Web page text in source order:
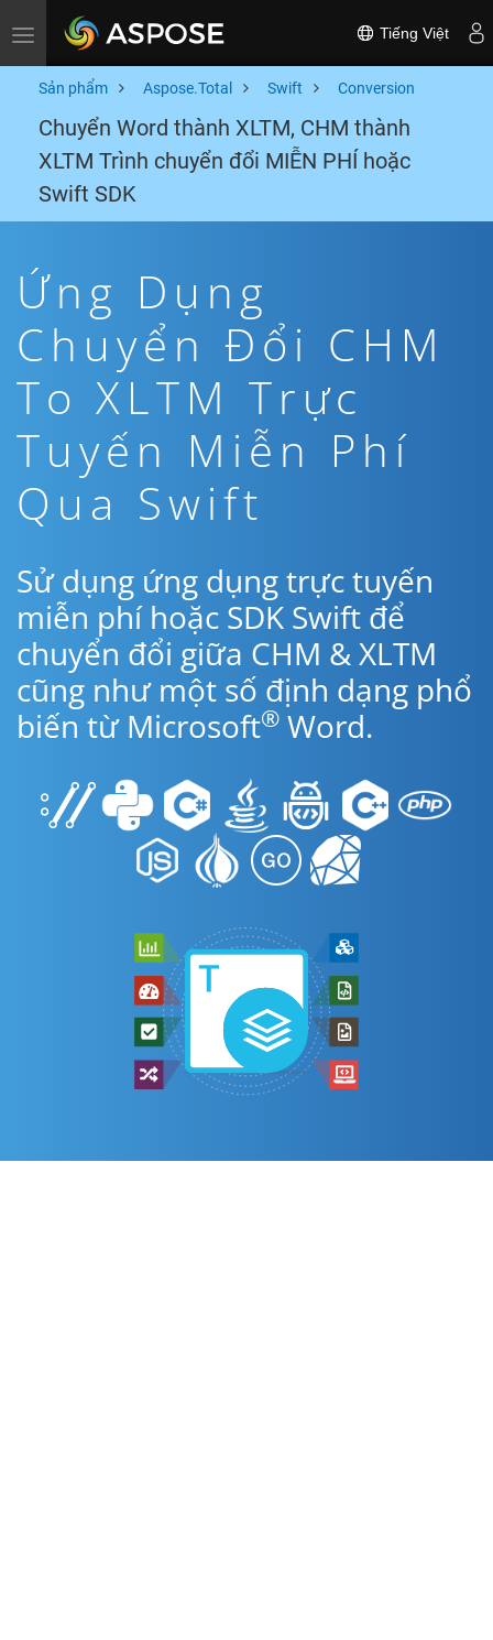
Toggle navigation Tiếng Việt
Sản phẩm Aspose.Total Swift Conversion
Chuyển Word thành XLTM, CHM thành
XLTM Trình chuyển đổi MIỄN PHÍ hoặc
Swift SDK
Ứng Dụng
Chuyển Đổi CHM
To XLTM Trực
Tuyến Miễn Phí
Qua Swift
Sử dụng ứng dụng trực tuyến
miễn phí hoặc SDK Swift để
chuyển đổi giữa CHM & XLTM
cũng như một số định dạng phổ
biến từ Microsoft® Word.